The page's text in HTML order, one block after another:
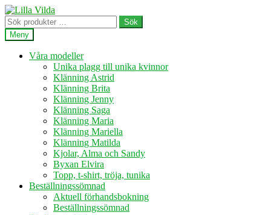
Hoppa
till
navigering
Hoppa
till
innehåll
Sök
efter:
Sök
Meny
Våra modeller
Unika plagg till unika kvinnor
Klänning Astrid
Klänning Brita
Klänning Jenny
Klänning Saga
Klänning Maria
Klänning Mariella
Klänning Matilda
Kjolar, Alma och Sandy
Byxan Elvira
Topp, t-shirt, tröja, tunika
Beställningssömnad
Aktuell förhandsbokning
Beställningssömnad